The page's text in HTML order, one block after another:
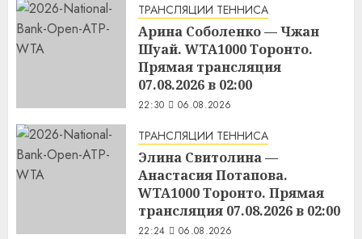
ТРАНСЛЯЦИИ ТЕННИСА
Арина Соболенко — Чжан
Шуай. WTA1000 Торонто.
Прямая трансляция
07.08.2026 в 02:00
22:30 06.08.2026
ТРАНСЛЯЦИИ ТЕННИСА
Элина Свитолина —
Анастасия Потапова.
WTA1000 Торонто. Прямая
трансляция 07.08.2026 в 02:00
22:24 06.08.2026